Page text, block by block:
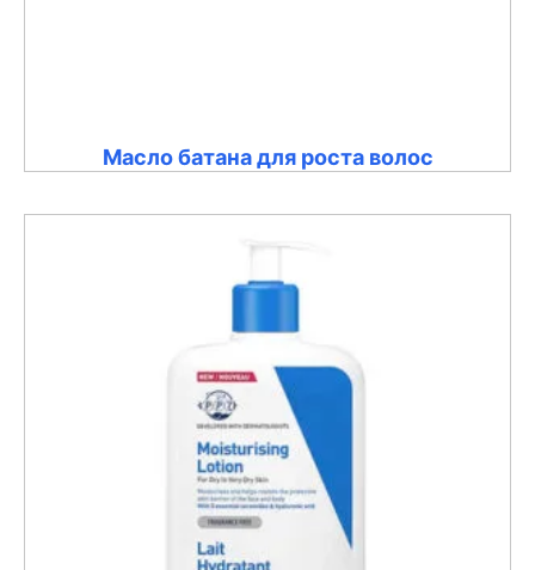
Масло батана для роста волос